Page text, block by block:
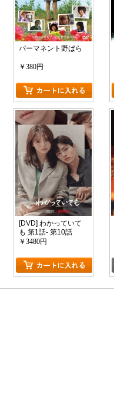
パーマネント野ばら
￥380円
[DVD] わかっていて
も 第1話- 第10話
￥3480円